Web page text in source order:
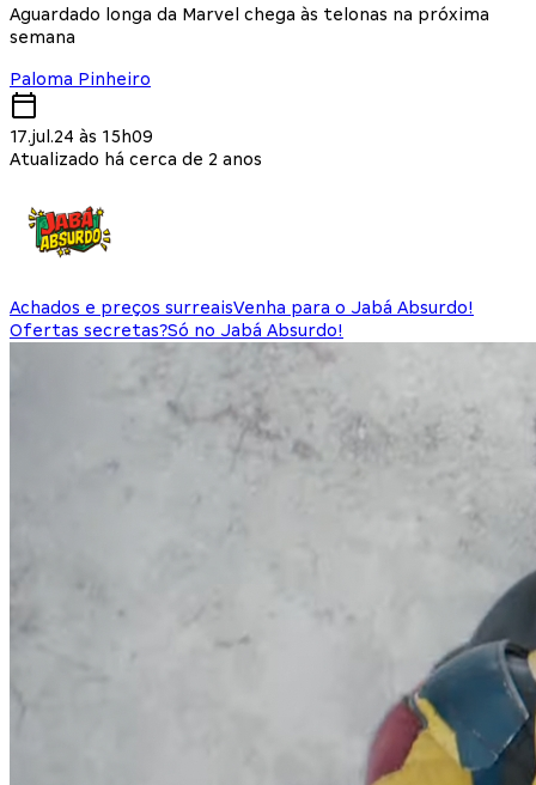
Aguardado longa da Marvel chega às telonas na próxima
semana
Paloma Pinheiro
17.jul.24 às 15h09
Atualizado há cerca de 2 anos
Achados e preços surreaisVenha para o Jabá Absurdo!
Ofertas secretas?Só no Jabá Absurdo!